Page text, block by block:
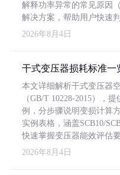
解释功率异常的常见原因
解决方案，帮助用户快速
2026年8月4日
干式变压器损耗标准一
本文详细解析干式变压器
（GB/T 10228-2015），
例，分步骤说明变损计算
实例表格，涵盖SCB10/
快速掌握变压器能效评估要
2026年8月4日